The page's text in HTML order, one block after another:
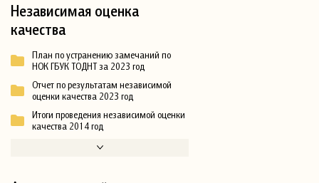
Независимая оценка
качества
План по устранению замечаний по
НОК ГБУК ТОДНТ за 2023 год
Отчет по результатам независимой
оценки качества 2023 год
Итоги проведения независимой оценки
качества 2014 год